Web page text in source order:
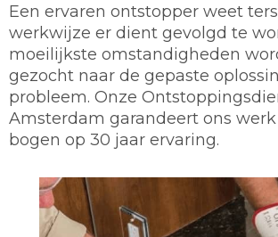
Een ervaren ontstopper weet
werkwijze er dient gevolgd te
moeilijkste omstandigheden
gezocht naar de gepaste
probleem. Onze
Amsterdam garandeert ons
bogen op 30 jaar ervaring.